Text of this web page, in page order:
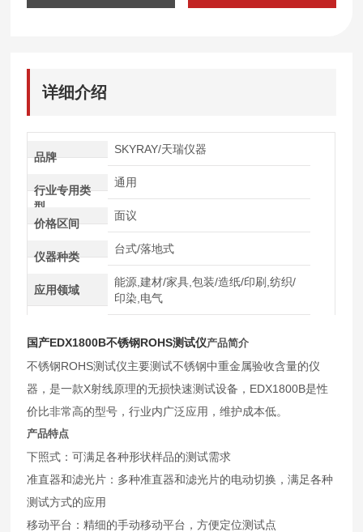
详细介绍
品牌
SKYRAY/天瑞仪器
行业专用类
型
通用
价格区间
面议
仪器种类
台式/落地式
应用领域
能源,建材/家具,包装/造纸/印刷,纺织/
印染,电气
国产EDX1800B不锈钢ROHS测试仪产品简介
不锈钢ROHS测试仪主要测试不锈钢中重金属验收含量的仪
器，是一款X射线原理的无损快速测试设备，EDX1800B是性
价比非常高的型号，行业内广泛应用，维护成本低。
产品特点
下照式：可满足各种形状样品的测试需求
准直器和滤光片：多种准直器和滤光片的电动切换，满足各种
测试方式的应用
移动平台：精细的手动移动平台，方便定位测试点